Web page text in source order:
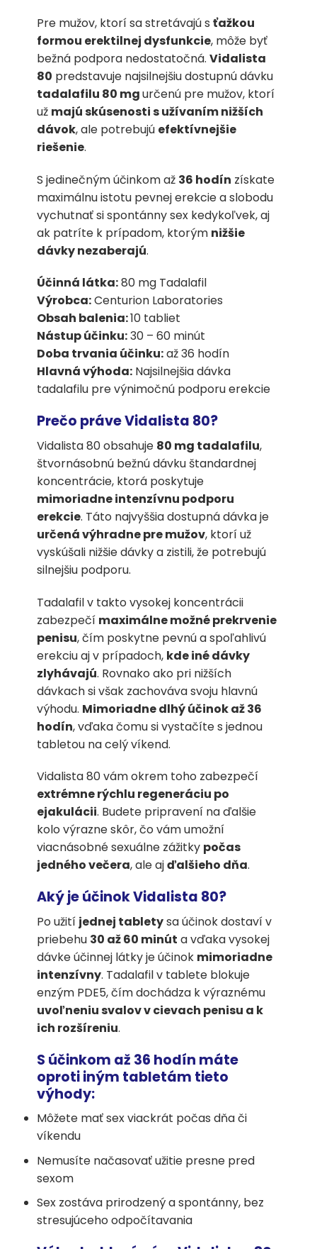
Pre mužov, ktorí sa stretávajú s ťažkou
formou erektilnej dysfunkcie, môže byť
bežná podpora nedostatočná. Vidalista
80 predstavuje najsilnejšiu dostupnú dávku
tadalafilu 80 mgurčenú pre mužov, ktorí
už majú skúsenosti s užívaním nižších
dávok, ale potrebujú efektívnejšie
riešenie.
S jedinečným účinkom až 36 hodín získate
maximálnu istotu pevnej erekcie a slobodu
vychutnať si spontánny sex kedykoľvek, aj
ak patríte k prípadom, ktorým nižšie
dávky nezaberajú.
Účinná látka:80 mg Tadalafil
Výrobca:Centurion Laboratories
Obsah balenia:10 tabliet
Nástup účinku:30 – 60 minút
Doba trvania účinku:až 36 hodín
Hlavná výhoda:Najsilnejšia dávka
tadalafilu pre výnimočnú podporu erekcie
Prečo práve Vidalista 80?
Vidalista 80 obsahuje 80 mg tadalafilu,
štvornásobnú bežnú dávku štandardnej
koncentrácie, ktorá poskytuje
mimoriadne intenzívnu podporu
erekcie. Táto najvyššia dostupná dávka je
určená výhradne pre mužov, ktorí už
vyskúšali nižšie dávky a zistili, že potrebujú
silnejšiu podporu.
Tadalafil v takto vysokej koncentrácii
zabezpečí maximálne možné prekrvenie
penisu, čím poskytne pevnú a spoľahlivú
erekciu aj v prípadoch, kde iné dávky
zlyhávajú. Rovnako ako pri nižších
dávkach si však zachováva svoju hlavnú
výhodu. Mimoriadne dlhý účinok až 36
hodín, vďaka čomu si vystačíte s jednou
tabletou na celý víkend.
Vidalista 80 vám okrem toho zabezpečí
extrémne rýchlu regeneráciu po
ejakulácii. Budete pripravení na ďalšie
kolo výrazne skôr, čo vám umožní
viacnásobné sexuálne zážitky počas
jedného večera, ale ajďalšieho dňa.
Aký je účinok Vidalista 80?
Po užití jednej tabletysa účinok dostaví v
priebehu 30 až 60 minút a vďaka vysokej
dávke účinnej látky je účinok mimoriadne
intenzívny. Tadalafil v tablete blokuje
enzým PDE5, čím dochádza k výraznému
uvoľneniu svalov v cievach penisu a k
ich rozšíreniu.
S účinkom až 36 hodín máte
oproti iným tabletám tieto
výhody:
Môžete mať sex viackrát počas dňa či
víkendu
Nemusíte načasovať užitie presne pred
sexom
Sex zostáva prirodzený a spontánny, bez
stresujúceho odpočítavania